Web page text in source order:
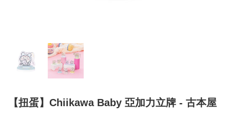
【扭蛋】Chiikawa Baby 亞加力立牌 - 古本屋